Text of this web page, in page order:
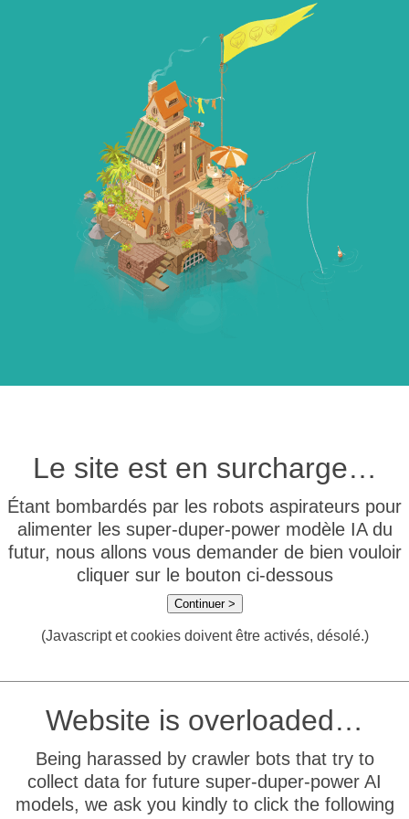
Le site est en surcharge…
Étant bombardés par les robots aspirateurs pour
alimenter les super-duper-power modèle IA du
futur, nous allons vous demander de bien vouloir
cliquer sur le bouton ci-dessous
Continuer >
(Javascript et cookies doivent être activés, désolé.)
Website is overloaded…
Being harassed by crawler bots that try to
collect data for future super-duper-power AI
models, we ask you kindly to click the following